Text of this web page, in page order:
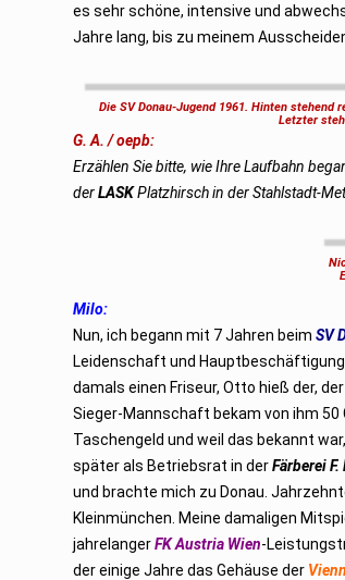
es sehr schöne, intensive und
Jahre lang, bis zu meinem
Die SV Donau-Jugend 1961. Hinten
Letzter
G. A. / oepb:
Erzählen Sie bitte, wie Ihre Laufbahn
derLASKPlatzhirsch in der Stahlstadt-
Milo:
Nun, ich begann mit 7 Jahren beimSV
Leidenschaft und
damals einen Friseur, Otto hieß der,
Sieger-Mannschaft bekam von ihm 50
Taschengeld und weil das bekannt
später als Betriebsrat in derFärberei
und brachte mich zu Donau.
Kleinmünchen. Meine damaligen
jahrelangerFK Austria Wien-
der einige Jahre das Gehäuse der